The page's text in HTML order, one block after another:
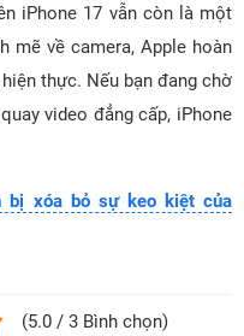
iPhone 17 vẫn còn là một
mẽ về camera, Apple hoàn
thực. Nếu bạn đang chờ
video đẳng cấp, iPhone
bị xóa bỏ sự keo kiệt của
(5.0 / 3 Bình chọn)